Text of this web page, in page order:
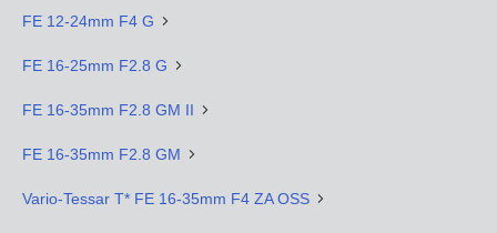
FE 12-24mm F4 G
FE 16-25mm F2.8 G
FE 16-35mm F2.8 GM II
FE 16-35mm F2.8 GM
Vario-Tessar T* FE 16-35mm F4 ZA OSS